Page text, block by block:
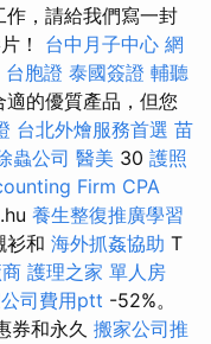
，請給我們寫一封
！ 台中月子中心 網
台胞證 泰國簽證 輔聽
的優質產品，但您
台北外燴服務首選 苗
蟲公司 醫美 30 護照
Firm CPA
養生整復推廣學習
衫和 海外抓姦協助 T
護理之家 單人房
司費用ptt -52%。
券和永久 搬家公司推